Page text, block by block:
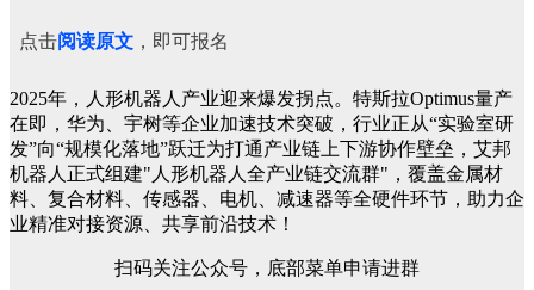
点击阅读原文 ，即可报名
2025年，人形机器人产业迎来爆发拐点。特斯拉Optimus量产
在即，华为、宇树等企业加速技术突破，行业正从“实验室研
发”向“规模化落地”跃迁为打通产业链上下游协作壁垒，艾邦
机器人正式组建"人形机器人全产业链交流群"，覆盖金属材
料、复合材料、传感器、电机、减速器等全硬件环节，助力企
业精准对接资源、共享前沿技术！
扫码关注公众号，底部菜单申请进群